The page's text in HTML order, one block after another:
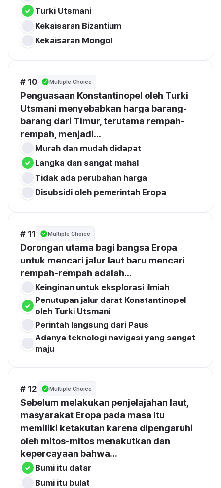
Turki Utsmani
Kekaisaran Bizantium
Kekaisaran Mongol
# 10 Multiple Choice
Penguasaan Konstantinopel oleh Turki
Utsmani menyebabkan harga barang-
barang dari Timur, terutama rempah-
rempah, menjadi...
Murah dan mudah didapat
Langka dan sangat mahal
Tidak ada perubahan harga
Disubsidi oleh pemerintah Eropa
# 11 Multiple Choice
Dorongan utama bagi bangsa Eropa
untuk mencari jalur laut baru mencari
rempah-rempah adalah...
Keinginan untuk eksplorasi ilmiah
Penutupan jalur darat Konstantinopel
oleh Turki Utsmani
Perintah langsung dari Paus
Adanya teknologi navigasi yang sangat
maju
# 12 Multiple Choice
Sebelum melakukan penjelajahan laut,
masyarakat Eropa pada masa itu
memiliki ketakutan karena dipengaruhi
oleh mitos-mitos menakutkan dan
kepercayaan bahwa...
Bumi itu datar
Bumi itu bulat